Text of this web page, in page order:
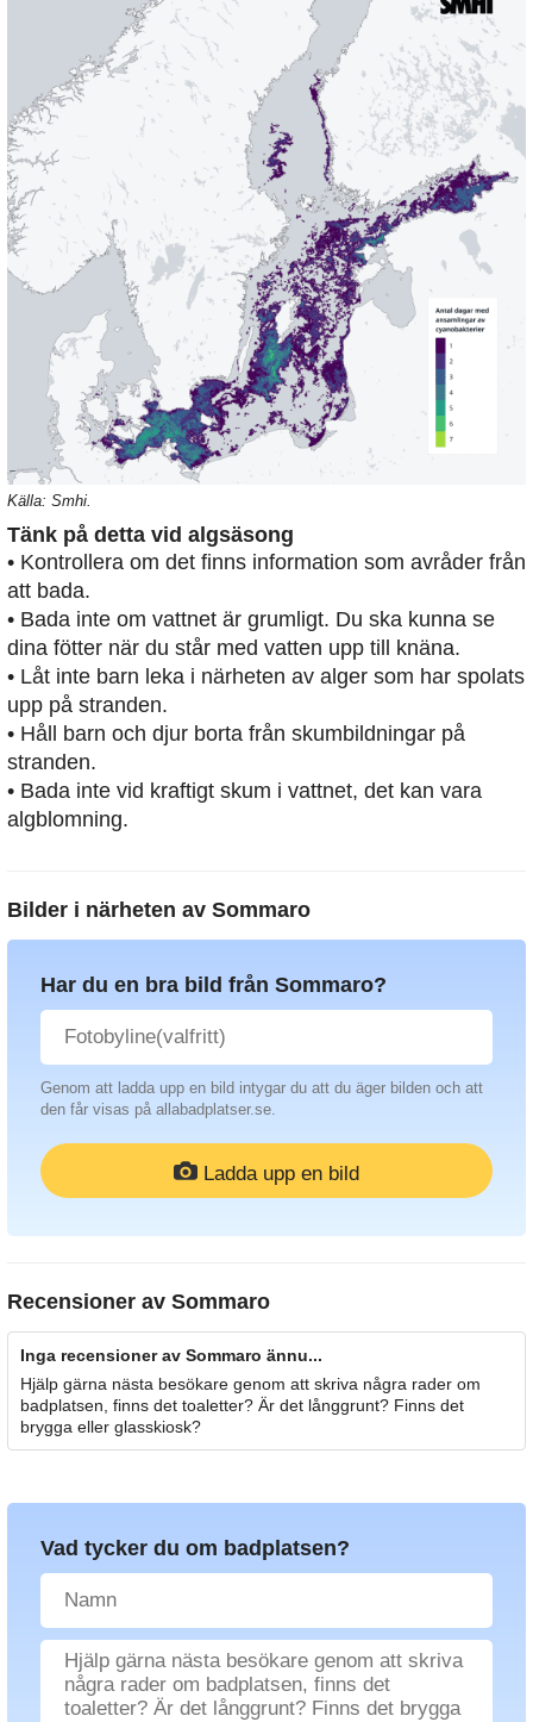
Källa: Smhi.
Tänk på detta vid algsäsong
• Kontrollera om det finns information som avråder från
att bada.
• Bada inte om vattnet är grumligt. Du ska kunna se
dina fötter när du står med vatten upp till knäna.
• Låt inte barn leka i närheten av alger som har spolats
upp på stranden.
• Håll barn och djur borta från skumbildningar på
stranden.
• Bada inte vid kraftigt skum i vattnet, det kan vara
algblomning.
Bilder i närheten av Sommaro
Har du en bra bild från Sommaro?
Genom att ladda upp en bild intygar du att du äger bilden och att
den får visas på allabadplatser.se.
Ladda upp en bild
Recensioner av Sommaro
Inga recensioner av Sommaro ännu...
Hjälp gärna nästa besökare genom att skriva några rader om
badplatsen, finns det toaletter? Är det långgrunt? Finns det
brygga eller glasskiosk?
Vad tycker du om badplatsen?